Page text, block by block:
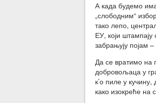
А када будемо
„слободним“
тако лепо,
ЕУ, који
забрањују појам
Да се вратимо на
добровољаца у
к’о пиле у
како изокреће на